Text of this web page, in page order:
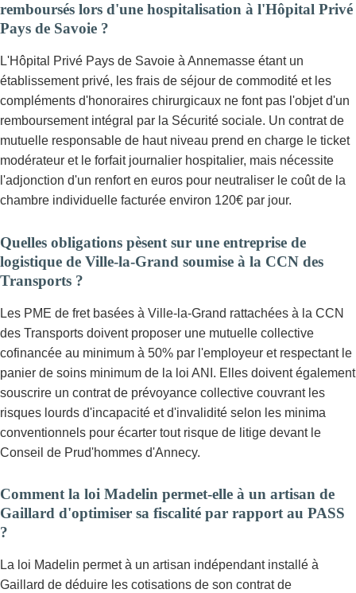
remboursés lors d'une hospitalisation à l'Hôpital Privé
Pays de Savoie ?
L'Hôpital Privé Pays de Savoie à Annemasse étant un
établissement privé, les frais de séjour de commodité et les
compléments d'honoraires chirurgicaux ne font pas l'objet d'un
remboursement intégral par la Sécurité sociale. Un contrat de
mutuelle responsable de haut niveau prend en charge le ticket
modérateur et le forfait journalier hospitalier, mais nécessite
l'adjonction d'un renfort en euros pour neutraliser le coût de la
chambre individuelle facturée environ 120€ par jour.
Quelles obligations pèsent sur une entreprise de
logistique de Ville-la-Grand soumise à la CCN des
Transports ?
Les PME de fret basées à Ville-la-Grand rattachées à la CCN
des Transports doivent proposer une mutuelle collective
cofinancée au minimum à 50% par l'employeur et respectant le
panier de soins minimum de la loi ANI. Elles doivent également
souscrire un contrat de prévoyance collective couvrant les
risques lourds d'incapacité et d'invalidité selon les minima
conventionnels pour écarter tout risque de litige devant le
Conseil de Prud'hommes d'Annecy.
Comment la loi Madelin permet-elle à un artisan de
Gaillard d'optimiser sa fiscalité par rapport au PASS
?
La loi Madelin permet à un artisan indépendant installé à
Gaillard de déduire les cotisations de son contrat de